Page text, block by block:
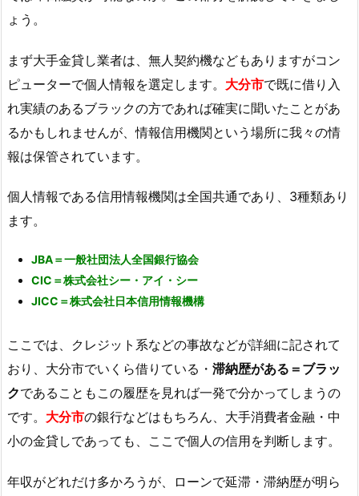
ょう。
まず大手金貸し業者は、無人契約機などもありますがコン
ピューターで個人情報を選定します。 大分市で既に借り入
れ実績のあるブラックの方であれば確実に聞いたことがあ
るかもしれませんが、情報信用機関という場所に我々の情
報は保管されています。
個人情報である信用情報機関は全国共通であり、3種類あり
ます。
JBA＝一般社団法人全国銀行協会
CIC＝株式会社シー・アイ・シー
JICC＝株式会社日本信用情報機構
ここでは、クレジット系などの事故などが詳細に記されて
おり、大分市でいくら借りている・ 滞納歴がある＝ブラッ
クであることもこの履歴を見れば一発で分かってしまうの
です。 大分市の銀行などはもちろん、大手消費者金融・中
小の金貸しであっても、ここで個人の信用を判断します。
年収がどれだけ多かろうが、ローンで延滞・滞納歴が明ら